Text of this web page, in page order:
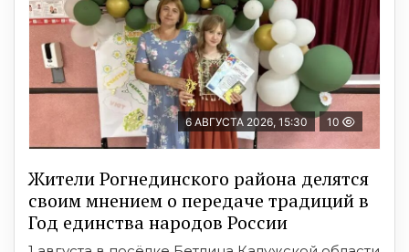
6 АВГУСТА 2026, 15:30 10
Жители Рогнединского района делятся
своим мнением о передаче традиций в
Год единства народов России